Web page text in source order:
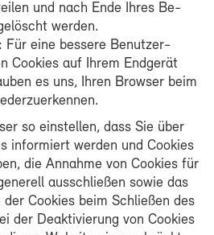
und nach En­de Ih­res Be­
wer­den.
Für ei­ne bes­se­re Be­nut­zer­
Coo­kies auf Ih­rem End­ge­rät
es uns, Ih­ren Brow­ser beim
so ein­stel­len, dass Sie über
in­for­miert wer­den und Coo­kies
die An­nah­me von Coo­kies für
aus­schlie­ßen so­wie das
Coo­kies beim Schlie­ßen des
der De­ak­ti­vie­rung von Coo­kies